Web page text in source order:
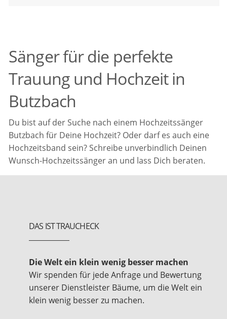
Sänger für die perfekte
Trauung und Hochzeit in
Butzbach
Du bist auf der Suche nach einem Hochzeitssänger
Butzbach für Deine Hochzeit? Oder darf es auch eine
Hochzeitsband sein? Schreibe unverbindlich Deinen
Wunsch-Hochzeitssänger an und lass Dich beraten.
DAS IST TRAUCHECK
Die Welt ein klein wenig besser machen
Wir spenden für jede Anfrage und Bewertung
unserer Dienstleister Bäume, um die Welt ein
klein wenig besser zu machen.